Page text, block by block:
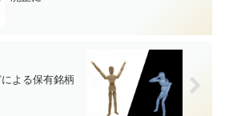
よる保有銘柄